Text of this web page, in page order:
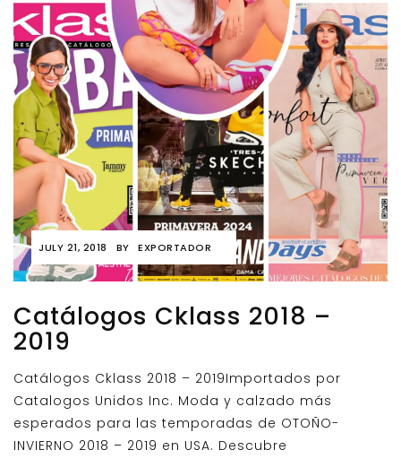
JULY 21, 2018 BY EXPORTADOR
Catálogos Cklass 2018 –
2019
Catálogos Cklass 2018 – 2019Importados por
Catalogos Unidos Inc. Moda y calzado más
esperados para las temporadas de OTOÑO-
INVIERNO 2018 – 2019 en USA. Descubre